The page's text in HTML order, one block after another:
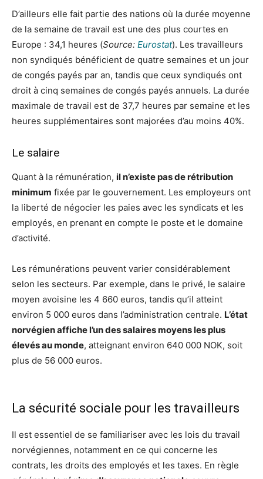
D’ailleurs elle fait partie des nations où la durée moyenne
de la semaine de travail est une des plus courtes en
Europe : 34,1 heures (Source: Eurostat). Les travailleurs
non syndiqués bénéficient de quatre semaines et un jour
de congés payés par an, tandis que ceux syndiqués ont
droit à cinq semaines de congés payés annuels. La durée
maximale de travail est de 37,7 heures par semaine et les
heures supplémentaires sont majorées d’au moins 40%.
Le salaire
Quant à la rémunération, il n’existe pas de rétribution
minimum fixée par le gouvernement. Les employeurs ont
la liberté de négocier les paies avec les syndicats et les
employés, en prenant en compte le poste et le domaine
d’activité.
Les rémunérations peuvent varier considérablement
selon les secteurs. Par exemple, dans le privé, le salaire
moyen avoisine les 4 660 euros, tandis qu’il atteint
environ 5 000 euros dans l’administration centrale. L’état
norvégien affiche l’un des salaires moyens les plus
élevés au monde, atteignant environ 640 000 NOK, soit
plus de 56 000 euros.
La sécurité sociale pour les travailleurs
Il est essentiel de se familiariser avec les lois du travail
norvégiennes, notamment en ce qui concerne les
contrats, les droits des employés et les taxes. En règle